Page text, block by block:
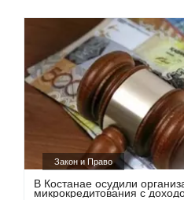
Закон и Право
В Костанае осудили
микрокредитования с